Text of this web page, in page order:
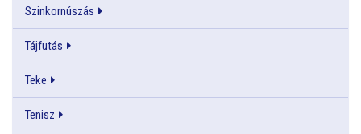
Szinkornúszás
Tájfutás
Teke
Tenisz